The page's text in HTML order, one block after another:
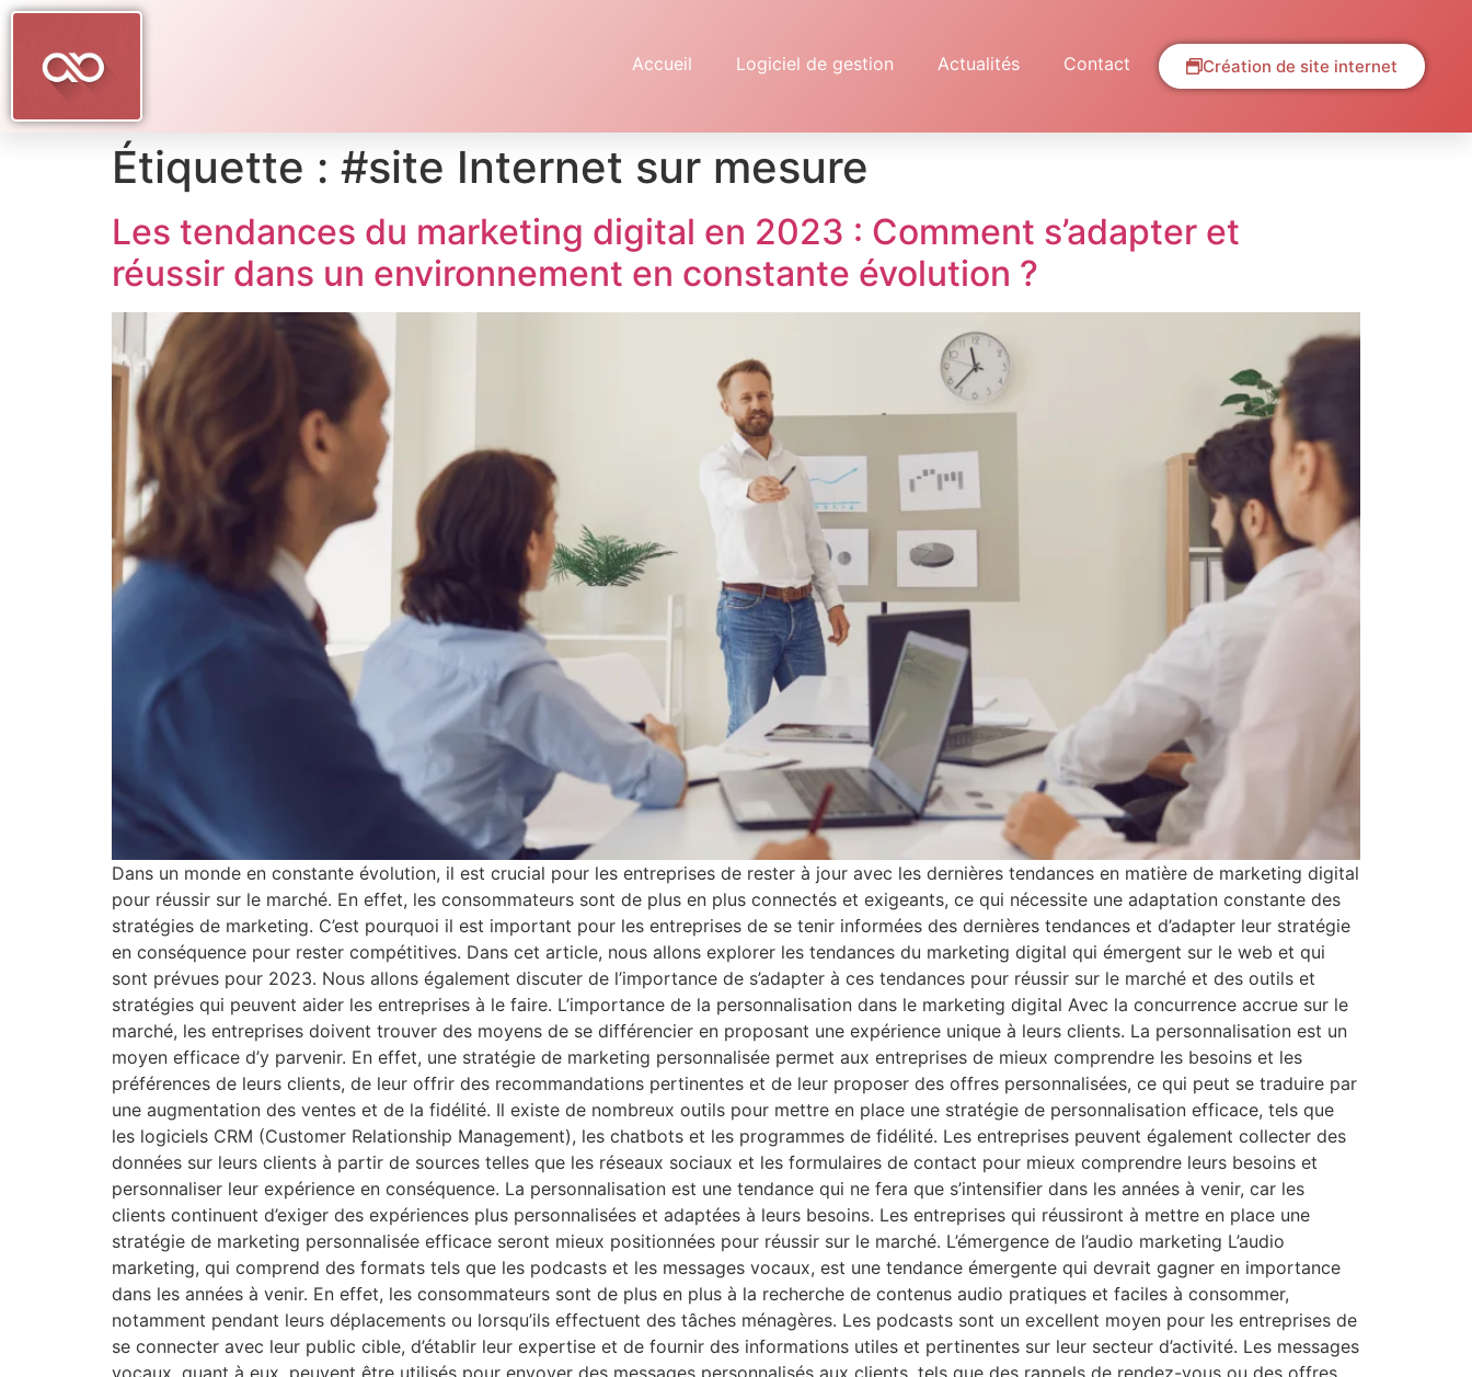
Accueil Logiciel de gestion Actualités Contact Création de site internet
Étiquette : #site Internet sur mesure
Les tendances du marketing digital en 2023 : Comment s’adapter et
réussir dans un environnement en constante évolution ?
Dans un monde en constante évolution, il est crucial pour les entreprises de rester à jour avec les dernières tendances en matière de marketing digital
pour réussir sur le marché. En effet, les consommateurs sont de plus en plus connectés et exigeants, ce qui nécessite une adaptation constante des
stratégies de marketing. C’est pourquoi il est important pour les entreprises de se tenir informées des dernières tendances et d’adapter leur stratégie
en conséquence pour rester compétitives. Dans cet article, nous allons explorer les tendances du marketing digital qui émergent sur le web et qui
sont prévues pour 2023. Nous allons également discuter de l’importance de s’adapter à ces tendances pour réussir sur le marché et des outils et
stratégies qui peuvent aider les entreprises à le faire. L’importance de la personnalisation dans le marketing digital Avec la concurrence accrue sur le
marché, les entreprises doivent trouver des moyens de se différencier en proposant une expérience unique à leurs clients. La personnalisation est un
moyen efficace d’y parvenir. En effet, une stratégie de marketing personnalisée permet aux entreprises de mieux comprendre les besoins et les
préférences de leurs clients, de leur offrir des recommandations pertinentes et de leur proposer des offres personnalisées, ce qui peut se traduire par
une augmentation des ventes et de la fidélité. Il existe de nombreux outils pour mettre en place une stratégie de personnalisation efficace, tels que
les logiciels CRM (Customer Relationship Management), les chatbots et les programmes de fidélité. Les entreprises peuvent également collecter des
données sur leurs clients à partir de sources telles que les réseaux sociaux et les formulaires de contact pour mieux comprendre leurs besoins et
personnaliser leur expérience en conséquence. La personnalisation est une tendance qui ne fera que s’intensifier dans les années à venir, car les
clients continuent d’exiger des expériences plus personnalisées et adaptées à leurs besoins. Les entreprises qui réussiront à mettre en place une
stratégie de marketing personnalisée efficace seront mieux positionnées pour réussir sur le marché. L’émergence de l’audio marketing L’audio
marketing, qui comprend des formats tels que les podcasts et les messages vocaux, est une tendance émergente qui devrait gagner en importance
dans les années à venir. En effet, les consommateurs sont de plus en plus à la recherche de contenus audio pratiques et faciles à consommer,
notamment pendant leurs déplacements ou lorsqu’ils effectuent des tâches ménagères. Les podcasts sont un excellent moyen pour les entreprises de
se connecter avec leur public cible, d’établir leur expertise et de fournir des informations utiles et pertinentes sur leur secteur d’activité. Les messages
vocaux, quant à eux, peuvent être utilisés pour envoyer des messages personnalisés aux clients, tels que des rappels de rendez-vous ou des offres